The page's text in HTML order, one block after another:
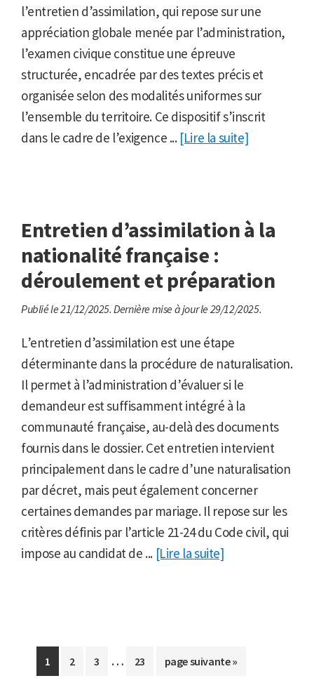
l’entretien d’assimilation, qui repose sur une
appréciation globale menée par l’administration,
l’examen civique constitue une épreuve
structurée, encadrée par des textes précis et
organisée selon des modalités uniformes sur
l’ensemble du territoire. Ce dispositif s’inscrit
dans le cadre de l’exigence ... [Lire la suite]
Entretien d’assimilation à la
nationalité française :
déroulement et préparation
Publié le 21/12/2025. Dernière mise à jour le 29/12/2025.
L’entretien d’assimilation est une étape
déterminante dans la procédure de naturalisation.
Il permet à l’administration d’évaluer si le
demandeur est suffisamment intégré à la
communauté française, au-delà des documents
fournis dans le dossier. Cet entretien intervient
principalement dans le cadre d’une naturalisation
par décret, mais peut également concerner
certaines demandes par mariage. Il repose sur les
critères définis par l’article 21-24 du Code civil, qui
impose au candidat de ... [Lire la suite]
Aller
à
1
Aller
2
Aller
3
Pages
…
Aller
23
Aller
page suivante »